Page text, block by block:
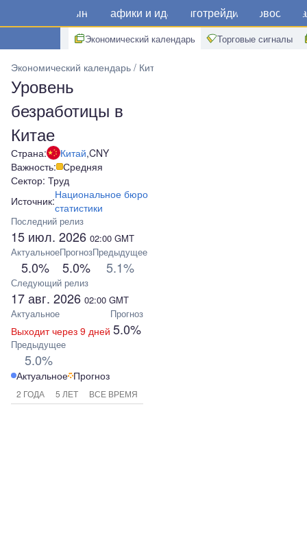
Рынки Графики и идеи Алготрейдинг Новости
Экономический календарь Торговые сигналы
Экономический календарь Китай
Уровень
безработицы в
Китае
Страна: Китай,CNY
Важность: Средняя
Сектор: Труд
Источник:Национальное бюро
статистики
Последний релиз
15 июл. 2026 02:00 GMT
Актуальное
5.0%
Прогноз
5.0%
Предыдущее
5.1%
Следующий релиз
17 авг. 2026 02:00 GMT
Актуальное
Выходит через 9 дней
Прогноз
5.0%
Предыдущее
5.0%
Актуальное Прогноз
2 ГОДА 5 ЛЕТ ВСЕ ВРЕМЯ